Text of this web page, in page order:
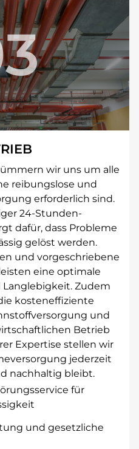
wir uns um alle
reibungslose und
erforderlich sind.
24-Stunden-
dafür, dass Probleme
gelöst werden.
und vorgeschriebene
eine optimale
Zudem
kosteneffiziente
und
Betrieb
Expertise stellen wir
jederzeit
nachhaltig bleibt.
für
und gesetzliche